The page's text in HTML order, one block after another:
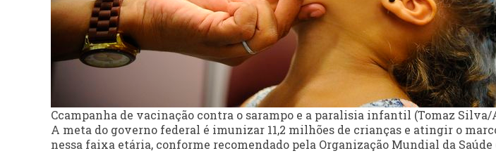
Ccampanha de vacinação contra o sarampo e a paralisia infantil (Tomaz
A meta do governo federal é imunizar 11,2 milhões de crianças e atingir o
nessa faixa etária, conforme recomendado pela Organização Mundial da Saúde